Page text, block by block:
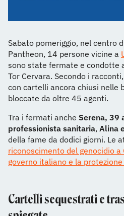
Sabato pomeriggio, nel centro
Pantheon, 14 persone vicine a
sono state fermate e condotte
Tor Cervara. Secondo i
con cartelli ancora chiusi nelle
bloccate da oltre 45 agenti.
Tra i fermati anche Serena, 39
professionista sanitaria, Alina
della fame da dodici giorni. Le
riconoscimento del genocidio a
governo italiano e la
Cartelli sequestrati e